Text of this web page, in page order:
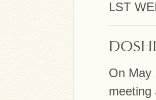
LST
On May
meeting